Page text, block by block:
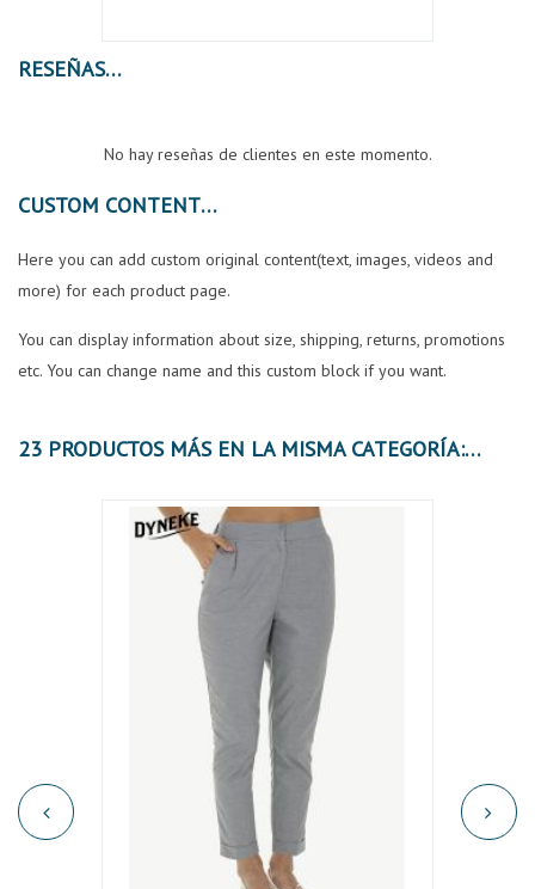
RESEÑAS
No hay reseñas de clientes en este momento.
CUSTOM CONTENT
Here you can add custom original content(text, images, videos and
more) for each product page.
You can display information about size, shipping, returns, promotions
etc. You can change name and this custom block if you want.
23 PRODUCTOS MÁS EN LA MISMA CATEGORÍA: